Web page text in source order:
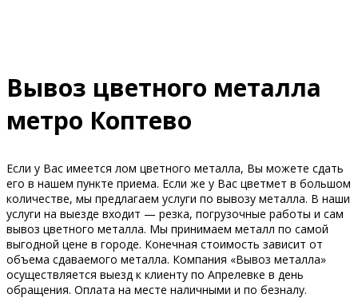
Вывоз цветного металла
метро Коптево
Если у Вас имеется лом цветного металла, Вы можете сдать
его в нашем пункте приема. Если же у Вас цветмет в большом
количестве, мы предлагаем услуги по вывозу металла. В наши
услуги на выезде входит — резка, погрузочные работы и сам
вывоз цветного металла. Мы принимаем металл по самой
выгодной цене в городе. Конечная стоимость зависит от
объема сдаваемого металла. Компания «Вывоз металла»
осуществляется выезд к клиенту по Апрелевке в день
обращения. Оплата на месте наличными и по безналу.